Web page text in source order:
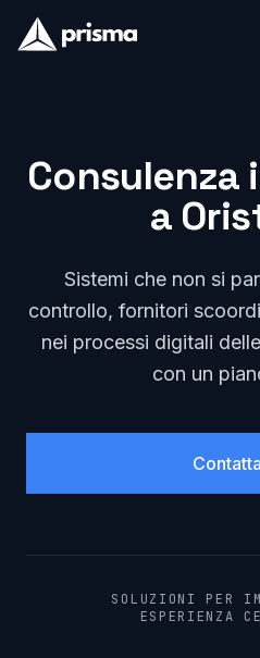
a
Sistemi che non si
controllo, fornitori
nei processi digitali
con un
SOLUZIONI PER
ESPERIENZA